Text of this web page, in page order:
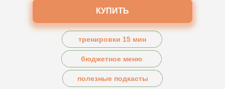
КУПИТЬ
тренировки 15 мин
полезные подкасты
бюджетное меню